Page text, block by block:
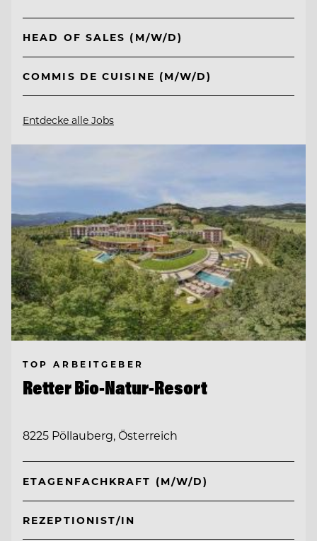
HEAD OF SALES (M/W/D)
COMMIS DE CUISINE (M/W/D)
Entdecke alle Jobs
TOP ARBEITGEBER
Retter Bio-Natur-Resort
8225 Pöllauberg, Österreich
ETAGENFACHKRAFT (M/W/D)
REZEPTIONIST/IN